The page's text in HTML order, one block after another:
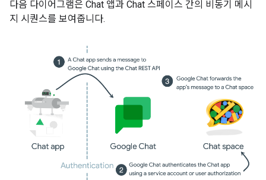
다음 다이어그램은 Chat 앱과 Chat 스페이스 간의 비동기 메시
지 시퀀스를 보여줍니다.